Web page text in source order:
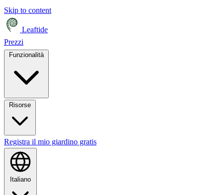
Skip to content
Leaftide
Prezzi
Funzionalità
Registra il mio giardino gratis
Italiano